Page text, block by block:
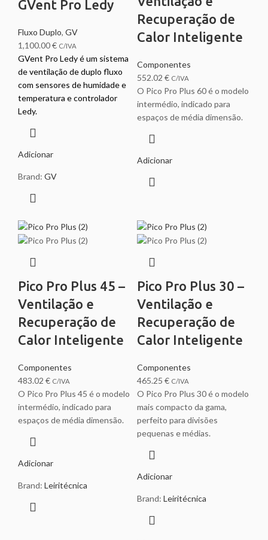
GVent Pro Ledy
Fluxo Duplo, GV
1,100.00€ C/IVA
GVent Pro Ledy é um sistema
de ventilação de duplo fluxo
com sensores de humidade e
temperatura e controlador
Ledy.
Adicionar
Brand: GV
Recuperação de
Calor Inteligente
Componentes
552.02 € C/IVA
O Pico Pro Plus 60 é o modelo
intermédio, indicado para
espaços de média dimensão.
Adicionar
Pico Pro Plus 45 –
Ventilação e
Recuperação de
Calor Inteligente
Componentes
483.02 € C/IVA
O Pico Pro Plus 45 é o modelo
intermédio, indicado para
espaços de média dimensão.
Adicionar
Brand: Leiritécnica
Pico Pro Plus 30 –
Ventilação e
Recuperação de
Calor Inteligente
Componentes
465.25 € C/IVA
O Pico Pro Plus 30 é o modelo
mais compacto da gama,
perfeito para divisões
pequenas e médias.
Adicionar
Brand: Leiritécnica